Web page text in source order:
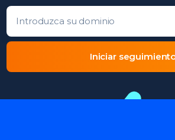
Introduzca su dominio
Iniciar